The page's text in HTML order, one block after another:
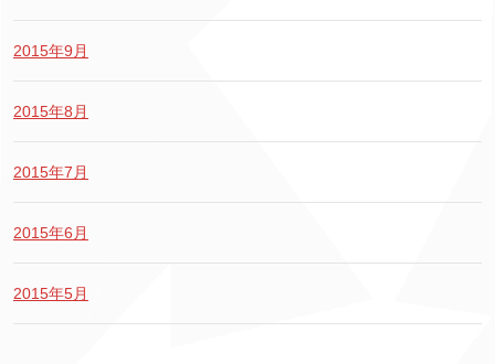
2015年9月
2015年8月
2015年7月
2015年6月
2015年5月